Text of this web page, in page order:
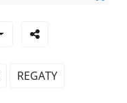
REGATY